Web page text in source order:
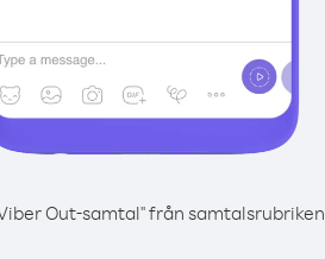
Out-samtal" från samtalsrubriken